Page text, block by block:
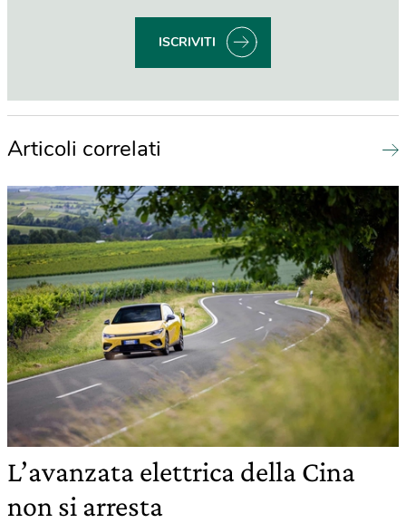
ISCRIVITI
Articoli correlati
L’avanzata elettrica della Cina
non si arresta